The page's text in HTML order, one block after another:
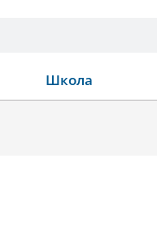
Школа